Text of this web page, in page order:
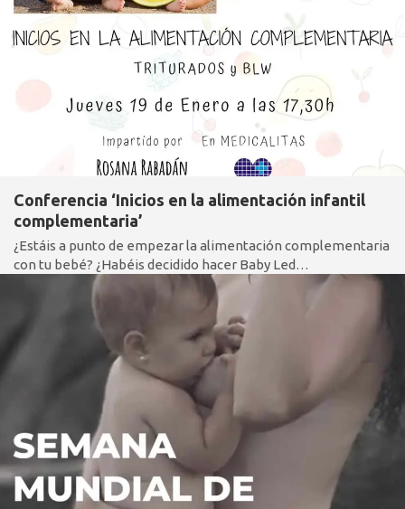
Conferencia ‘Inicios en la alimentación infantil
complementaria’
¿Estáis a punto de empezar la alimentación complementaria
con tu bebé? ¿Habéis decidido hacer Baby Led…